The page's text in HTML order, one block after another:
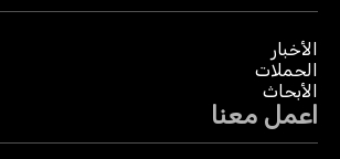
الأخبار
الحملات
الأبحاث
اعمل معنا